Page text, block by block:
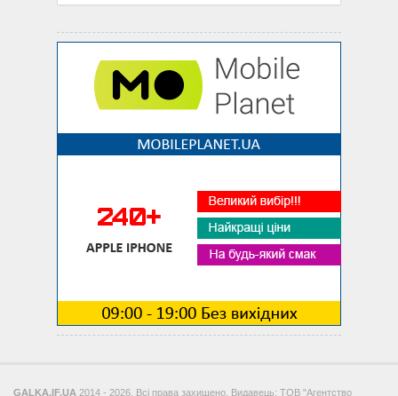
GALKA.IF.UA 2014 - 2026. Всі права захищено. Видавець: ТОВ "Агентство